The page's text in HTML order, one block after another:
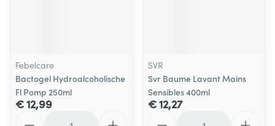
Febelcare
Bactogel Hydroalcoholische
Fl Pomp 250ml
€ 12,99
SVR
Svr Baume Lavant Mains
Sensibles 400ml
€ 12,27